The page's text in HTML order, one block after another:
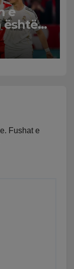
është
do të
Fushat e